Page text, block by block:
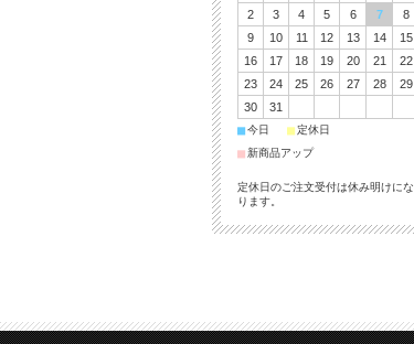
2
3 4 5 6 7
8
9
10 11 12 13 14
15
16
17 18 19 20 21
22
23
24 25 26 27 28
29
30
31
■今日 ■定休日
■新商品アップ
定休日のご注文受付は休み明けにな
ります。